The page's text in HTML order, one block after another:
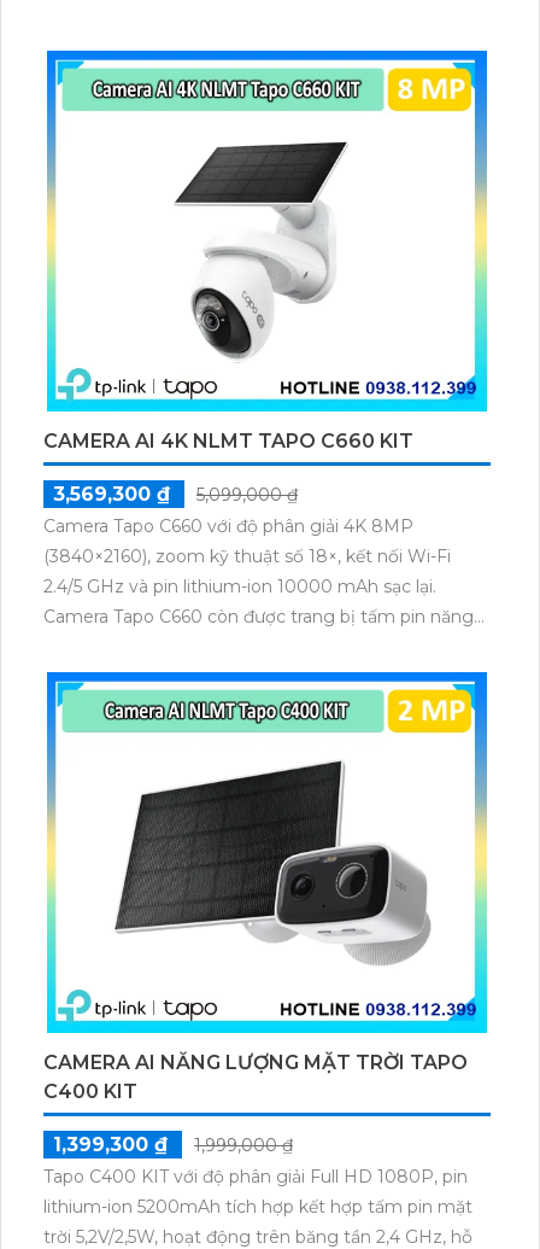
IP POE. Sử dụng công nghệ nổi bật trên chip
Starlight, camera có độ nhạy sáng cao, giúp giám sát
Sony STARVIS CMOS, hình ảnh sáng đẹp được tối ưu
hóa, đặc biệt là vào ban đêm với công nghệ hồng
ngoại 40m. Camera hỗ trợ chất lượng hình ảnh Full
HD 1080P 2.0 megapixel, đảm bảo độ nét phù hợp
để phân biệt người xem ban đêm. Hơn nữa, camera
còn hỗ trợ giao thức ONVIF, đảm bảo tính tương
thích và linh hoạt khi tích hợp với các hệ thống giám
CAMERA AI 4K NLMT TAPO C660 KIT
3,569,300 ₫
5,099,000 ₫
Camera Tapo C660 với độ phân giải 4K 8MP
(3840×2160), zoom kỹ thuật số 18×, kết nối Wi-Fi
2.4/5 GHz và pin lithium-ion 10000 mAh sạc lại.
Camera Tapo C660 còn được trang bị tấm pin năng
thú cưng, phương tiện, lưu trữ thẻ microSD tối đa 512
GB.
CAMERA AI NĂNG LƯỢNG MẶT TRỜI TAPO
C400 KIT
1,399,300 ₫
1,999,000 ₫
Tapo C400 KIT với độ phân giải Full HD 1080P, pin
lithium-ion 5200mAh tích hợp kết hợp tấm pin mặt
trời 5,2V/2,5W, hoạt động trên băng tần 2,4 GHz, hỗ